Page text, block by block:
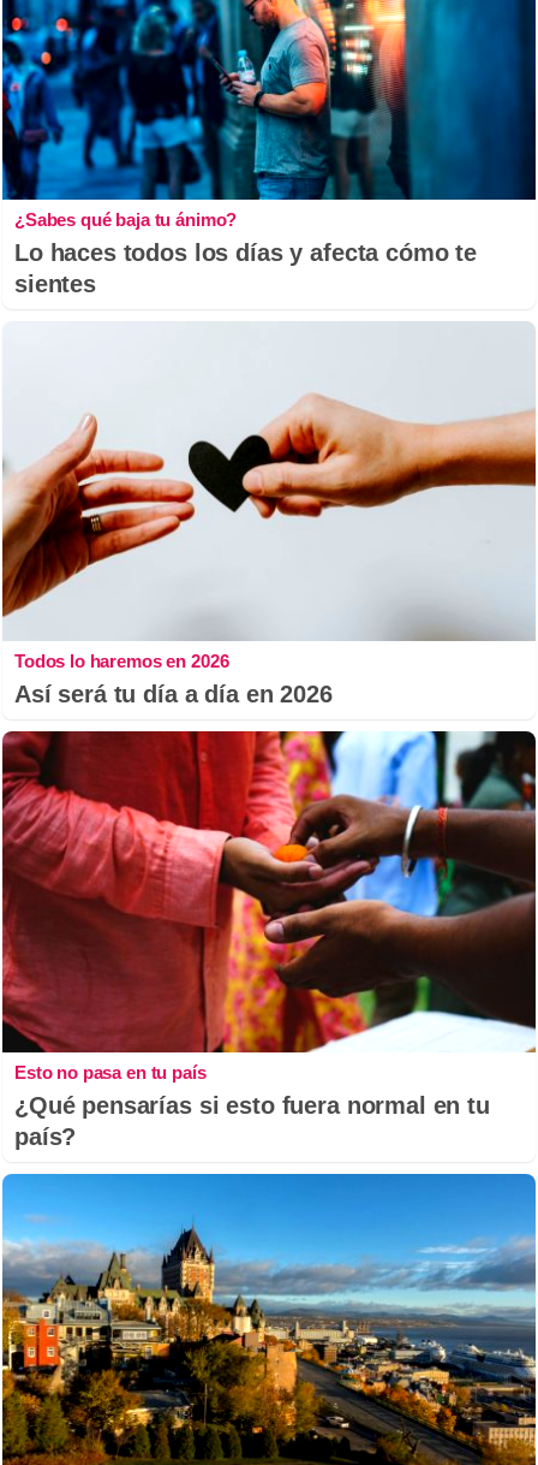
¿Sabes qué baja tu ánimo?
Lo haces todos los días y afecta cómo te
sientes
Todos lo haremos en 2026
Así será tu día a día en 2026
Esto no pasa en tu país
¿Qué pensarías si esto fuera normal en tu
país?